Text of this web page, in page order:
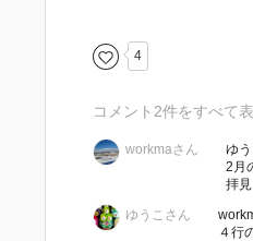
世の中に不条理なこと
せてくれます。
4
コメント 2件をすべて
workmaさん
ゆ
2月
拝
ゆうこさん
４行